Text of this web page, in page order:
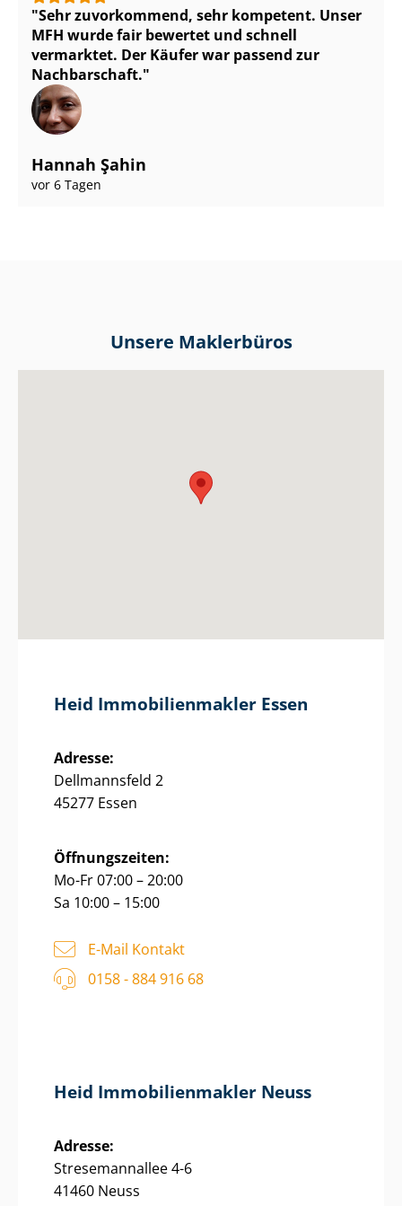
Sehr zuvorkommend, sehr kompetent. Unser
MFH wurde fair bewertet und schnell
vermarktet. Der Käufer war passend zur
Nachbarschaft.
Hannah Şahin
vor 6 Tagen
Unsere Maklerbüros
Heid Im­mo­bi­li­en­mak­ler Essen
Adresse:
Dellmannsfeld 2
45277 Essen
Öffnungszeiten:
Mo-Fr 07:00 – 20:00
Sa 10:00 – 15:00
E-Mail Kontakt
0158 - 884 916 68
Heid Im­mo­bi­li­en­mak­ler Neuss
Adresse:
Stresemannallee 4-6
41460 Neuss